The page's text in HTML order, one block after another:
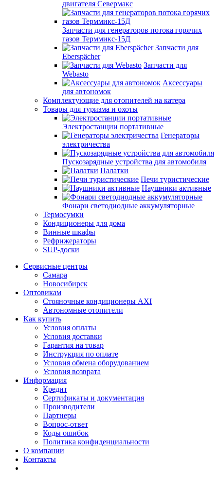
двигателя Севермакс
Запчасти для генераторов потока горячих
газов Терммикс-15Д
Запчасти для
Eberspächer
Запчасти для
Webasto
Аксессуары
для автономок
Комплектующие для отопителей на катера
Товары для туризма и охоты
Электростанции портативные
Генераторы
электричества
Пускозарядные устройства для автомобиля
Палатки
Печи туристические
Наушники активные
Фонари светодиодные аккумуляторные
Термосумки
Кондиционеры для дома
Винные шкафы
Рефрижераторы
SUP-доски
Сервисные центры
Самара
Новосибирск
Оптовикам
Стояночные кондиционеры AXI
Автономные отопители
Как купить
Условия оплаты
Условия доставки
Гарантия на товар
Инструкция по оплате
Условия обмена оборудованием
Условия возврата
Информация
Кредит
Сертификаты и документация
Производители
Партнеры
Вопрос-ответ
Коды ошибок
Политика конфиденциальности
О компании
Контакты